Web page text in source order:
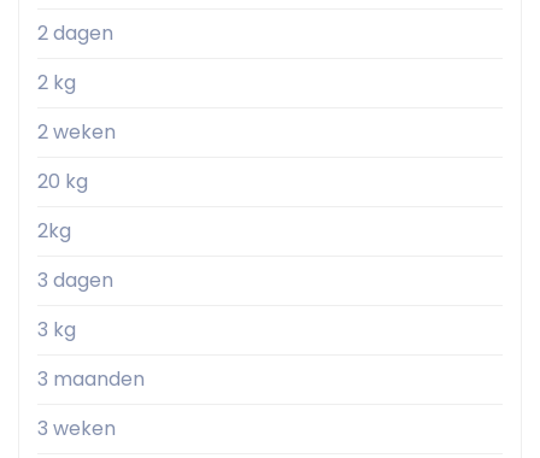
2 dagen
2 kg
2 weken
20 kg
2kg
3 dagen
3 kg
3 maanden
3 weken